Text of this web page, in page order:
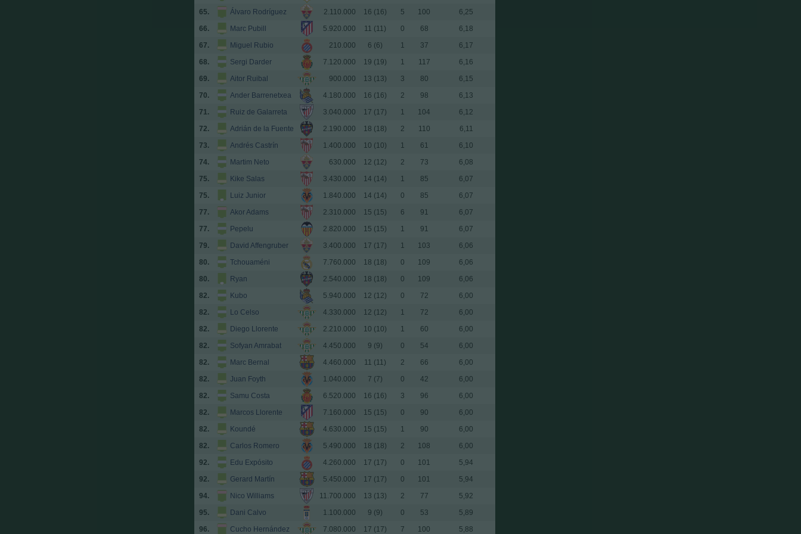
65.
Álvaro Rodríguez 2.110.000 16 (16) 5 100
6,25
66.
Marc Pubill 5.920.000 11 (11) 0 68
6,18
67.
Miguel Rubio 210.000 6 (6) 1 37
6,17
68.
Sergi Darder 7.120.000 19 (19) 1 117
6,16
69.
Aitor Ruibal 900.000 13 (13) 3 80
6,15
70.
Ander Barrenetxea 4.180.000 16 (16) 2 98
6,13
71.
Ruiz de Galarreta 3.040.000 17 (17) 1 104
6,12
72.
Adrián de la Fuente 2.190.000 18 (18) 2 110
6,11
73.
Andrés Castrín 1.400.000 10 (10) 1 61
6,10
74.
Martim Neto 630.000 12 (12) 2 73
6,08
75.
Kike Salas 3.430.000 14 (14) 1 85
6,07
75.
Luiz Junior 1.840.000 14 (14) 0 85
6,07
77.
Akor Adams 2.310.000 15 (15) 6 91
6,07
77.
Pepelu 2.820.000 15 (15) 1 91
6,07
79.
David Affengruber 3.400.000 17 (17) 1 103
6,06
80.
Tchouaméni 7.760.000 18 (18) 0 109
6,06
80.
Ryan 2.540.000 18 (18) 0 109
6,06
82.
Kubo 5.940.000 12 (12) 0 72
6,00
82.
Lo Celso 4.330.000 12 (12) 1 72
6,00
82.
Diego Llorente 2.210.000 10 (10) 1 60
6,00
82.
Sofyan Amrabat 4.450.000 9 (9) 0 54
6,00
82.
Marc Bernal 4.460.000 11 (11) 2 66
6,00
82.
Juan Foyth 1.040.000 7 (7) 0 42
6,00
82.
Samu Costa 6.520.000 16 (16) 3 96
6,00
82.
Marcos Llorente 7.160.000 15 (15) 0 90
6,00
82.
Koundé 4.630.000 15 (15) 1 90
6,00
82.
Carlos Romero 5.490.000 18 (18) 2 108
6,00
92.
Edu Expósito 4.260.000 17 (17) 0 101
5,94
92.
Gerard Martín 5.450.000 17 (17) 0 101
5,94
94.
Nico Williams 11.700.000 13 (13) 2 77
5,92
95.
Dani Calvo 1.100.000 9 (9) 0 53
5,89
96.
Cucho Hernández 7.080.000 17 (17) 7 100 5,88